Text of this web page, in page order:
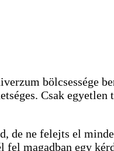
bölcsessége
Csak
de ne felejts el
magadban egy